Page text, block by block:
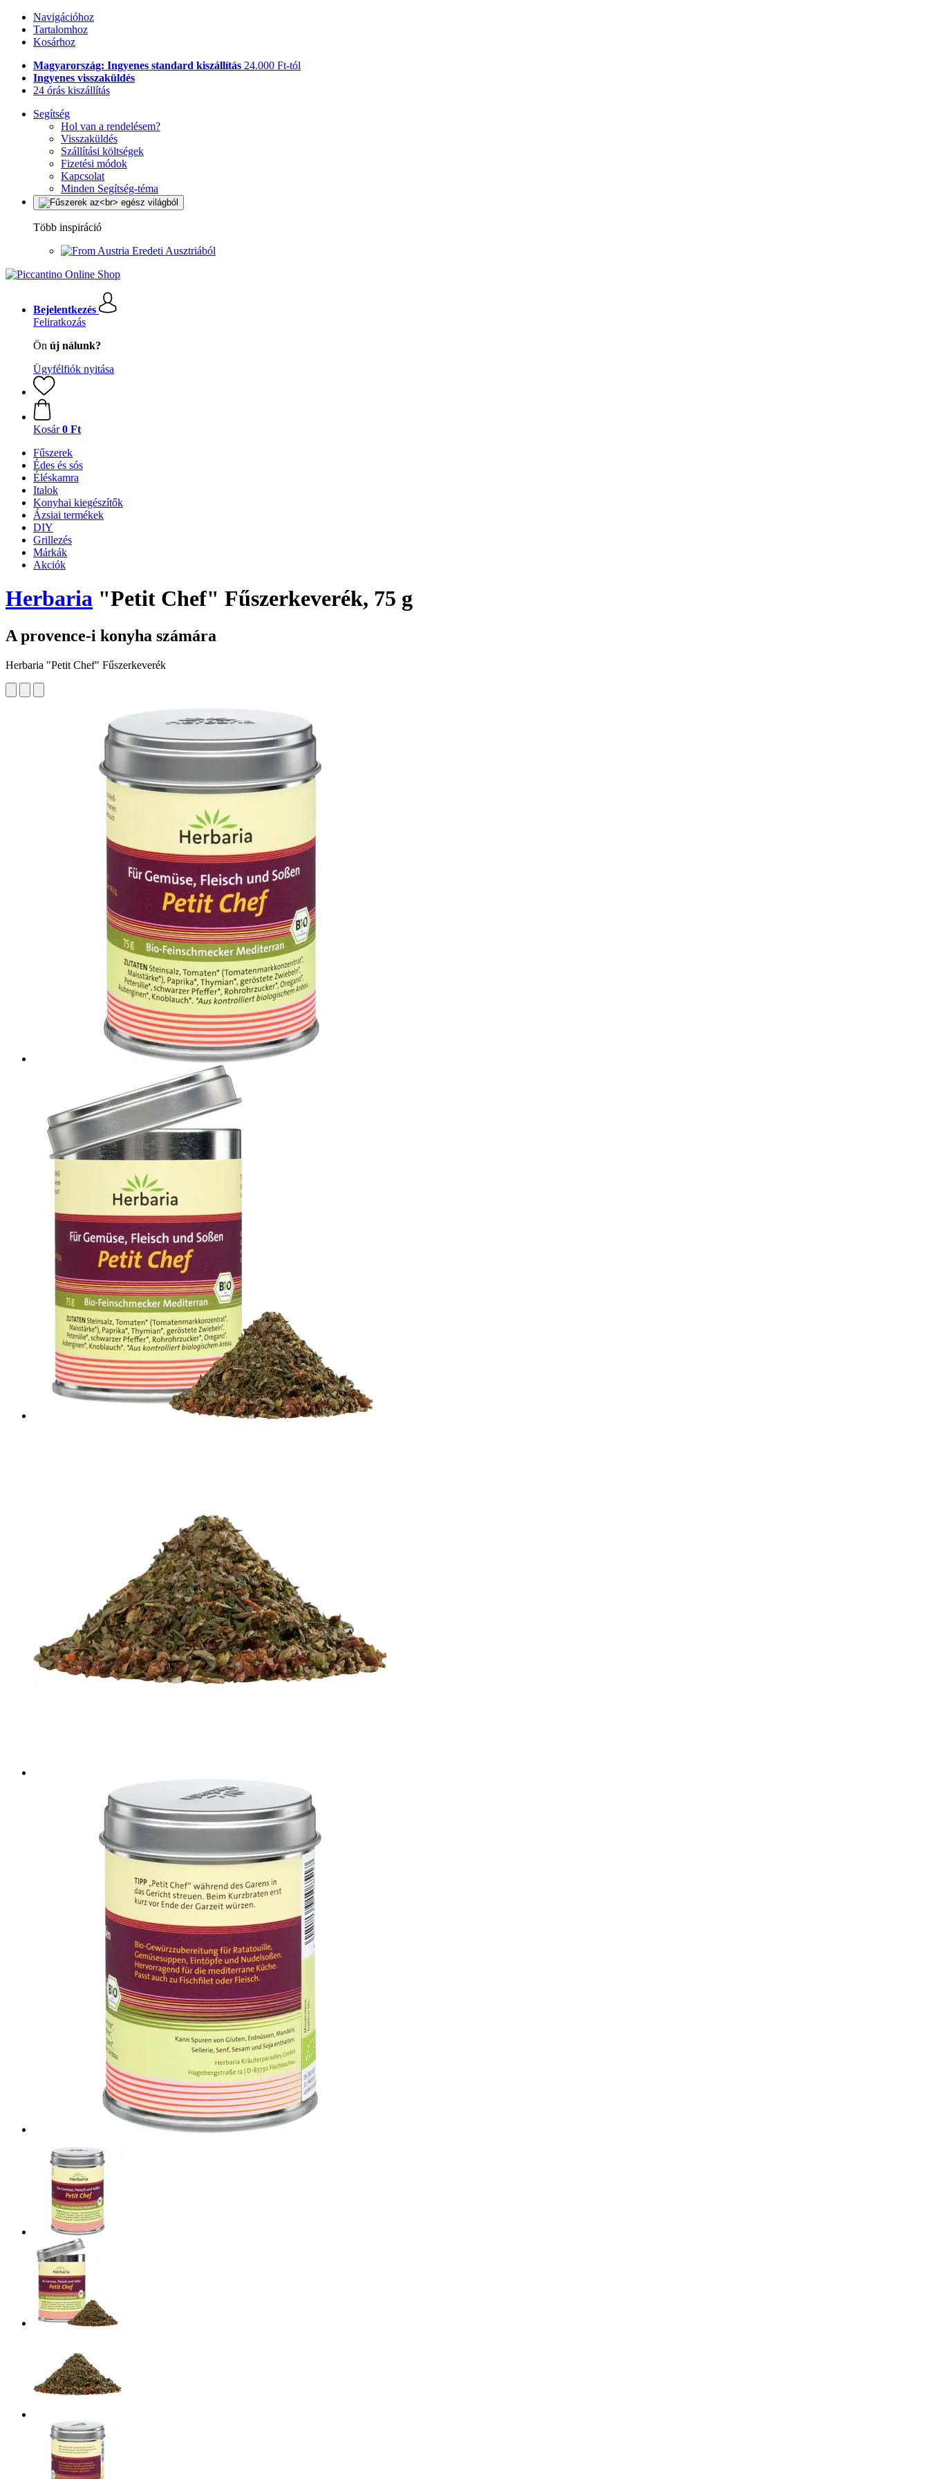
Navigációhoz
Tartalomhoz
Kosárhoz
Magyarország: Ingyenes standard kiszállítás 24.000 Ft-tól
Ingyenes visszaküldés
24 órás kiszállítás
Segítség
Hol van a rendelésem?
Visszaküldés
Szállítási költségek
Fizetési módok
Kapcsolat
Minden Segítség-téma
Több inspiráció
Eredeti Ausztriából
Bejelentkezés
Feliratkozás
Ön új nálunk?
Ügyfélfiók nyitása
Kosár 0 Ft
Fűszerek
Édes és sós
Éléskamra
Italok
Konyhai kiegészítők
Ázsiai termékek
DIY
Grillezés
Márkák
Akciók
Herbaria "Petit Chef" Fűszerkeverék, 75 g
A provence-i konyha számára
Herbaria "Petit Chef" Fűszerkeverék